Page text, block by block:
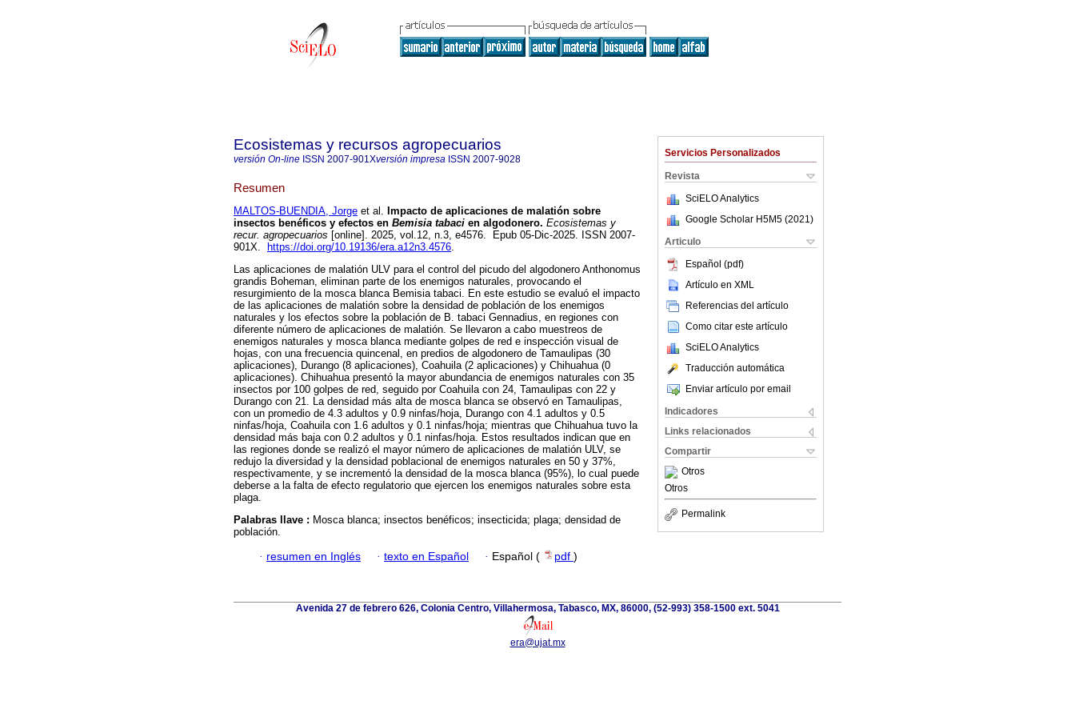
Servicios Personalizados
Revista
SciELO Analytics
Google Scholar H5M5 (2021 )
Articulo
Español (pdf)
Artículo en XML
Referencias del artículo
Como citar este artículo
SciELO Analytics
Traducción automática
Enviar artículo por email
Indicadores
Links relacionados
Compartir
Otros
Otros
Permalink
Ecosistemas y recursos agropecuarios
versión On-line ISSN 2007-901Xversión impresa ISSN 2007-9028
Resumen
MALTOS-BUENDIA, Jorge et al. Impacto de aplicaciones de malatión sobre
insectos benéficos y efectos en Bemisia tabaci en algodonero. Ecosistemas y
recur. agropecuarios [online]. 2025, vol.12, n.3, e4576. Epub 05-Dic-2025. ISSN 2007-
901X.
https://doi.org/10.19136/era.a12n3.4576.
Las aplicaciones de malatión ULV para el control del picudo del algodonero Anthonomus
grandis Boheman, eliminan parte de los enemigos naturales, provocando el
resurgimiento de la mosca blanca Bemisia tabaci. En este estudio se evaluó el impacto
de las aplicaciones de malatión sobre la densidad de población de los enemigos
naturales y los efectos sobre la población de B. tabaci Gennadius, en regiones con
diferente número de aplicaciones de malatión. Se llevaron a cabo muestreos de
enemigos naturales y mosca blanca mediante golpes de red e inspección visual de
hojas, con una frecuencia quincenal, en predios de algodonero de Tamaulipas (30
aplicaciones), Durango (8 aplicaciones), Coahuila (2 aplicaciones) y Chihuahua (0
aplicaciones). Chihuahua presentó la mayor abundancia de enemigos naturales con 35
insectos por 100 golpes de red, seguido por Coahuila con 24, Tamaulipas con 22 y
Durango con 21. La densidad más alta de mosca blanca se observó en Tamaulipas,
con un promedio de 4.3 adultos y 0.9 ninfas/hoja, Durango con 4.1 adultos y 0.5
ninfas/hoja, Coahuila con 1.6 adultos y 0.1 ninfas/hoja; mientras que Chihuahua tuvo la
densidad más baja con 0.2 adultos y 0.1 ninfas/hoja. Estos resultados indican que en
las regiones donde se realizó el mayor número de aplicaciones de malatión ULV, se
redujo la diversidad y la densidad poblacional de enemigos naturales en 50 y 37%,
respectivamente, y se incrementó la densidad de la mosca blanca (95%), lo cual puede
deberse a la falta de efecto regulatorio que ejercen los enemigos naturales sobre esta
plaga.
Palabras llave : Mosca blanca; insectos benéficos; insecticida; plaga; densidad de
población.
· resumen en Inglés · texto en Español · Español ( pdf )
Avenida 27 de febrero 626, Colonia Centro, Villahermosa, Tabasco, MX, 86000, (52-993) 358-1500 ext. 5041
era@ujat.mx